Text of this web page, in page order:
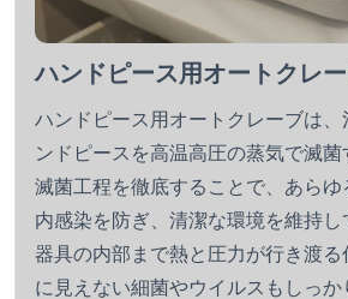
ハンドピース用オートクレ
ハンドピース用オートクレーブは、
ンドピースを高温高圧の蒸気で滅菌
滅菌工程を徹底することで、あらゆ
内感染を防ぎ、清潔な環境を維持し
器具の内部まで熱と圧力が行き渡る
に見えない細菌やウイルスもしっか